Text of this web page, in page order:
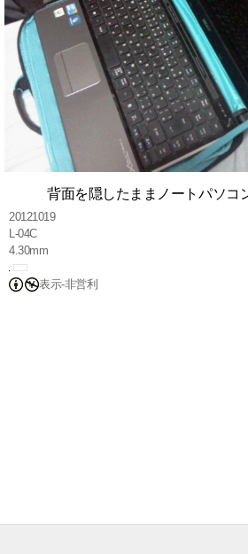
背面を隠したままノートパソコ
20121019
L-04C
4.30mm
表示-非営利